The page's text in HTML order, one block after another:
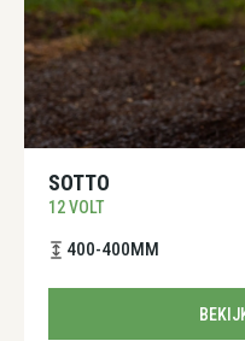
SOTTO
12 VOLT
400-400MM